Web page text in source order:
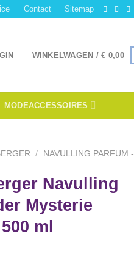
Contact Sitemap
WINKELWAGEN /€ 0,00
MODEACCESSOIRES
/
NAVULLING PARFUM -
Navulling
Mysterie
ml